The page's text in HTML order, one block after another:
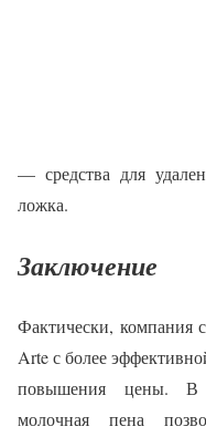
— средства для
ложка.
Заключение
Фактически, компания
Arte с более
повышения цены. В
молочная пена